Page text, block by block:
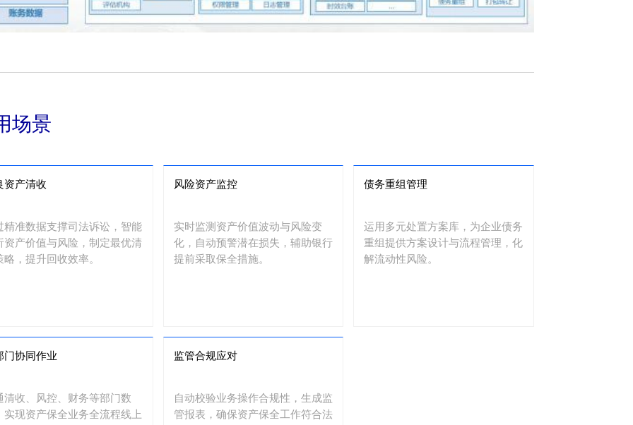
场景
资产清收
精准数据支撑司法诉讼，智能
资产价值与风险，制定最优清
略，提升回收效率。
风险资产监控
实时监测资产价值波动与风险变
化，自动预警潜在损失，辅助银行
提前采取保全措施。
债务重组管理
运用多元处置方案库，为企业债务
重组提供方案设计与流程管理，化
解流动性风险。
门协同作业
清收、风控、财务等部门数
实现资产保全业务全流程线上
监管合规应对
自动校验业务操作合规性，生成监
管报表，确保资产保全工作符合法